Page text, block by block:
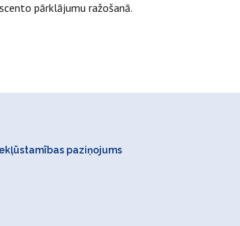
pārklājumu ražošanā.
paziņojums